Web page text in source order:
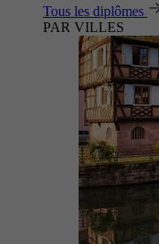
Tous les diplômes
PAR VILLES